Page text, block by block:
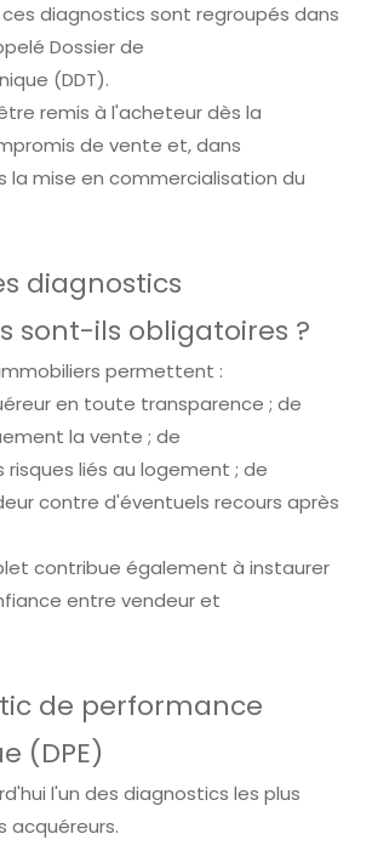
diagnostics sont regroupés dans
Dossier de
(DDT).
remis à l'acheteur dès la
de vente et, dans
la mise en commercialisation du
diagnostics
sont-ils obligatoires ?
permettent :
en toute transparence ; de
la vente ; de
risques liés au logement ; de
contre d'éventuels recours après
contribue également à instaurer
entre vendeur et
de performance
(DPE)
l'un des diagnostics les plus
acquéreurs.